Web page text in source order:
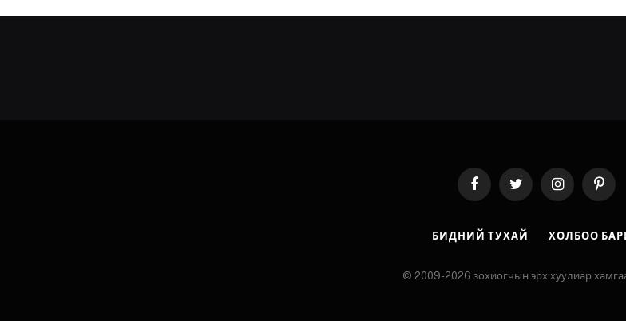
FacebookTwitter Instagram
БИДНИЙ ТУХАЙ ХОЛБОО
© 2009-2026 зохиогчын эрх хуулиар